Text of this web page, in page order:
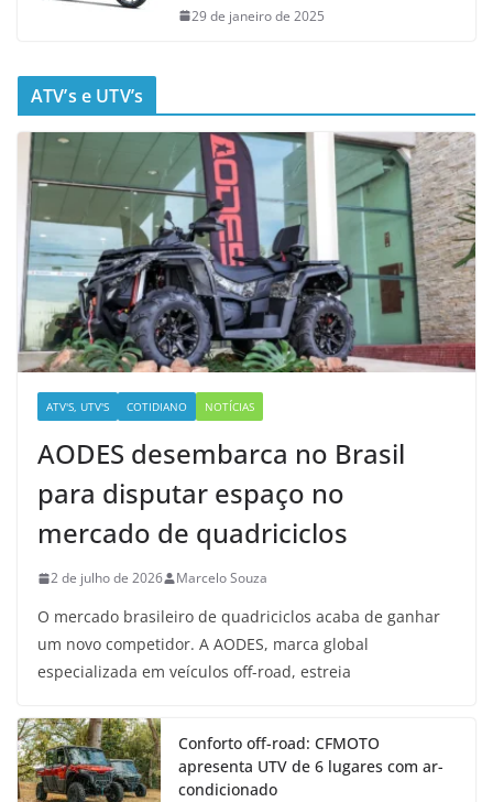
29 de janeiro de 2025
ATV’s e UTV’s
ATV'S, UTV'S COTIDIANO NOTÍCIAS
AODES desembarca no Brasil
para disputar espaço no
mercado de quadriciclos
2 de julho de 2026 Marcelo Souza
O mercado brasileiro de quadriciclos acaba de ganhar
um novo competidor. A AODES, marca global
especializada em veículos off-road, estreia
Conforto off-road: CFMOTO
apresenta UTV de 6 lugares com ar-
condicionado